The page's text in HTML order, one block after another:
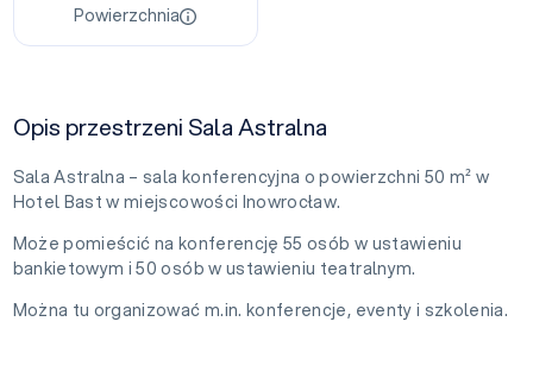
Powierzchnia
Opis przestrzeni Sala Astralna
Sala Astralna – sala konferencyjna o powierzchni 50 m² w
Hotel Bast w miejscowości Inowrocław.
Może pomieścić na konferencję 55 osób w ustawieniu
bankietowym i 50 osób w ustawieniu teatralnym.
Można tu organizować m.in. konferencje, eventy i szkolenia.